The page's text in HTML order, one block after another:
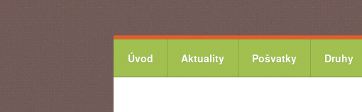
Úvod Aktuality Pošvatky Druhy